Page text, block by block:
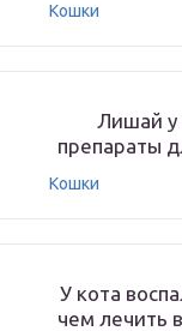
Кошки
Лишай у
препараты
Кошки
У кота
чем лечить